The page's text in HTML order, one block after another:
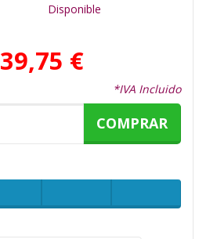
Disponible
39,75 €
*IVA Incluido
COMPRAR